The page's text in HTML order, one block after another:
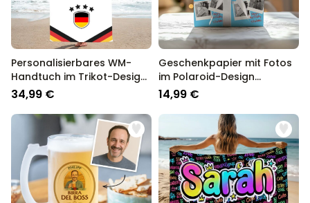
Personalisierbares WM-
Handtuch im Trikot-Design
mit Text
34,99 €
Geschenkpapier mit Fotos
im Polaroid-Design
personalisierbar
14,99 €